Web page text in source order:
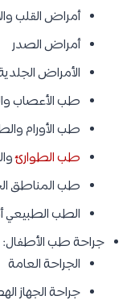
أمراض القلب
أمراض الصدر
الأمراض
طب الأعصاب
طب الأورام
طب الطوارئ
طب المناطق
الطب الطبيعي
جراحة طب الأطفال:
الجراحة العامة
جراحة الجهاز